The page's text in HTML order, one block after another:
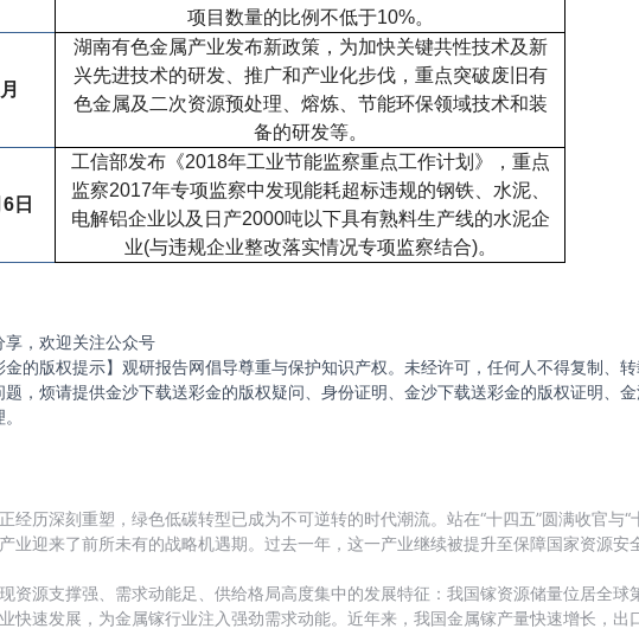
项目数量的比例不低于10%。
月
湖南有色金属产业发布新政策，为加快关键共性技术及新
兴先进技术的研发、推广和产业化步伐，重点突破废旧有
色金属及二次资源预处理、熔炼、节能环保领域技术和装
备的研发等。
6 日
工信部发布《2018年工业节能监察重点工作计划》，重点
监察2017年专项监察中发现能耗超标违规的钢铁、水泥、
电解铝企业以及日产2000吨以下具有熟料生产线的水泥企
业(与违规企业整改落实情况专项监察结合)。
享，欢迎关注公众号
金的版权提示】观研报告网倡导尊重与保护知识产权。未经许可，任何人不得复制
题，烦请提供金沙下载送彩金的版权疑问、身份证明、金沙下载送彩金的版权证明、
经历深刻重塑，绿色低碳转型已成为不可逆转的时代潮流。站在“十四五”圆满收官与
业迎来了前所未有的战略机遇期。过去一年，这一产业继续被提升至保障国家资源
资源支撑强、需求动能足、供给格局高度集中的发展特征：我国镓资源储量位居全
快速发展，为金属镓行业注入强劲需求动能。近年来，我国金属镓产量快速增长，